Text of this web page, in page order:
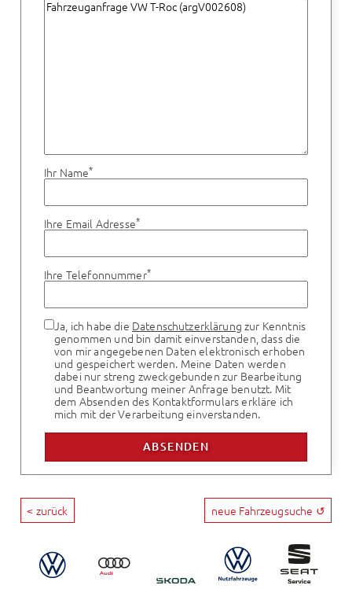
Ihr Name*
Ihre Email Adresse*
Ihre Telefonnummer*
Ja, ich habe die Datenschutzerklärung zur Kenntnis
genommen und bin damit einverstanden, dass die
von mir angegebenen Daten elektronisch erhoben
und gespeichert werden. Meine Daten werden
dabei nur streng zweckgebunden zur Bearbeitung
und Beantwortung meiner Anfrage benutzt. Mit
dem Absenden des Kontaktformulars erkläre ich
mich mit der Verarbeitung einverstanden.
< zurück neue Fahrzeugsuche ↺